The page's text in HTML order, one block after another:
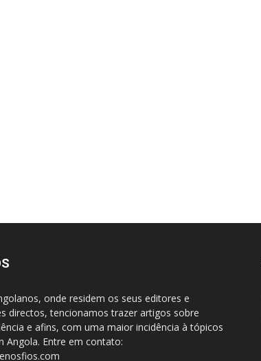
onde residem os seus editores e
directos, tencionamos trazer artigos sobre
e afins, com uma maior incidência à tópicos
Angola. Entre em contato: